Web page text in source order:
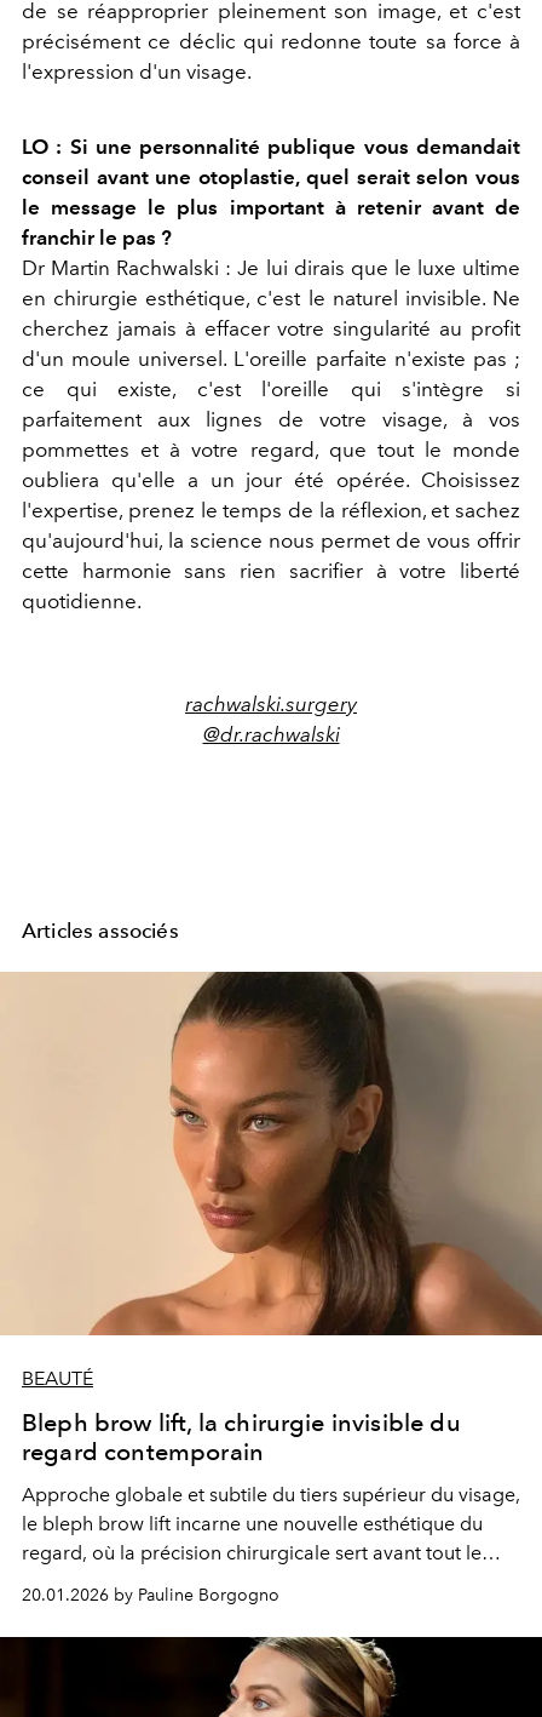
de se réapproprier pleinement son image, et c'est
précisément ce déclic qui redonne toute sa force à
l'expression d'un visage.
LO : Si une personnalité publique vous demandait
conseil avant une otoplastie, quel serait selon vous
le message le plus important à retenir avant de
franchir le pas ?
Dr Martin Rachwalski : Je lui dirais que le luxe ultime
en chirurgie esthétique, c'est le naturel invisible. Ne
cherchez jamais à effacer votre singularité au profit
d'un moule universel. L'oreille parfaite n'existe pas ;
ce qui existe, c'est l'oreille qui s'intègre si
parfaitement aux lignes de votre visage, à vos
pommettes et à votre regard, que tout le monde
oubliera qu'elle a un jour été opérée. Choisissez
l'expertise, prenez le temps de la réflexion, et sachez
qu'aujourd'hui, la science nous permet de vous offrir
cette harmonie sans rien sacrifier à votre liberté
quotidienne.
rachwalski.surgery
@dr.rachwalski
Articles associés
BEAUTÉ
Bleph brow lift, la chirurgie invisible du
regard contemporain
Approche globale et subtile du tiers supérieur du visage,
le bleph brow lift incarne une nouvelle esthétique du
regard, où la précision chirurgicale sert avant tout le
20.01.2026 by Pauline Borgogno